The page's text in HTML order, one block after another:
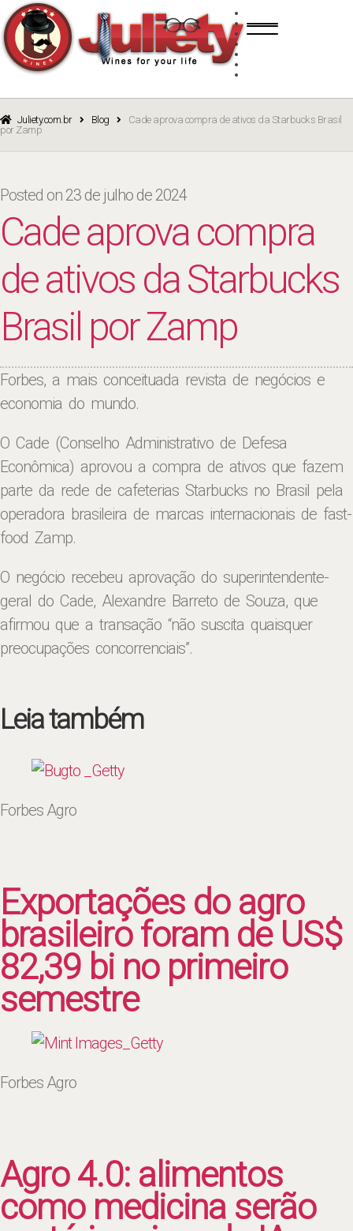
navigation
content
BRANCO
ROSÉ
Juliety.com.br Blog
Cade aprova compra de ativos da Starbucks Brasil
por Zamp
Posted on 23 de julho de 2024
Cade aprova compra
de ativos da Starbucks
Brasil por Zamp
Forbes, a mais conceituada revista de negócios e
economia do mundo.
O Cade (Conselho Administrativo de Defesa
Econômica) aprovou a compra de ativos que fazem
parte da rede de cafeterias Starbucks no Brasil pela
operadora brasileira de marcas internacionais de fast-
food Zamp.
O negócio recebeu aprovação do superintendente-
geral do Cade, Alexandre Barreto de Souza, que
afirmou que a transação “não suscita quaisquer
preocupações concorrenciais”.
Leia também
Forbes Agro
Exportações do agro
brasileiro foram de US$
82,39 bi no primeiro
semestre
Forbes Agro
Agro 4.0: alimentos
como medicina serão